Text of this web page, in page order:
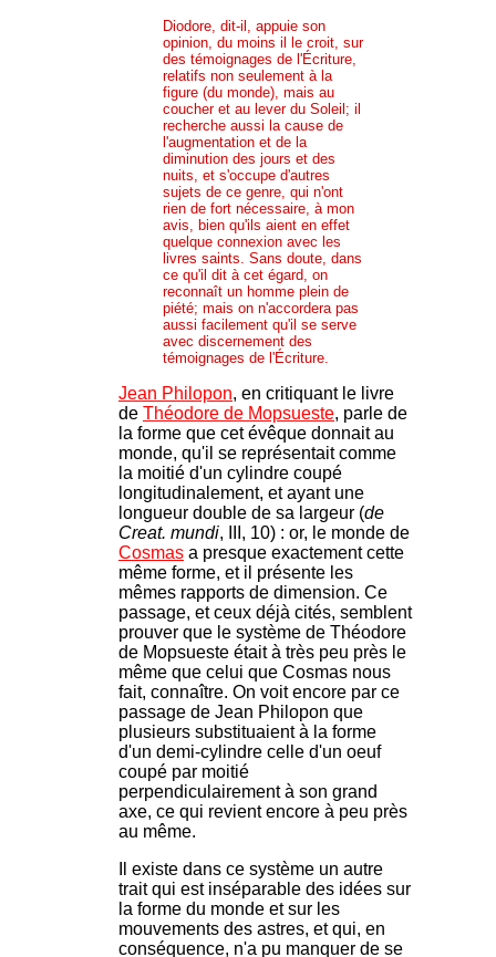
Diodore, dit-il, appuie son
opinion, du moins il le croit, sur
des témoignages de l'Écriture,
relatifs non seulement à la
figure (du monde), mais au
coucher et au lever du Soleil; il
recherche aussi la cause de
l'augmentation et de la
diminution des jours et des
nuits, et s'occupe d'autres
sujets de ce genre, qui n'ont
rien de fort nécessaire, à mon
avis, bien qu'ils aient en effet
quelque connexion avec les
livres saints. Sans doute, dans
ce qu'il dit à cet égard, on
reconnaît un homme plein de
piété; mais on n'accordera pas
aussi facilement qu'il se serve
avec discernement des
témoignages de l'Écriture.
Jean Philopon, en critiquant le livre
de Théodore de Mopsueste, parle de
la forme que cet évêque donnait au
monde, qu'il se représentait comme
la moitié d'un cylindre coupé
longitudinalement, et ayant une
longueur double de sa largeur (de
Creat. mundi, III, 10) : or, le monde de
Cosmas a presque exactement cette
même forme, et il présente les
mêmes rapports de dimension. Ce
passage, et ceux déjà cités, semblent
prouver que le système de Théodore
de Mopsueste était à très peu près le
même que celui que Cosmas nous
fait, connaître. On voit encore par ce
passage de Jean Philopon que
plusieurs substituaient à la forme
d'un demi-cylindre celle d'un oeuf
coupé par moitié
perpendiculairement à son grand
axe, ce qui revient encore à peu près
au même.
Il existe dans ce système un autre
trait qui est inséparable des idées sur
la forme du monde et sur les
mouvements des astres, et qui, en
conséquence, n'a pu manquer de se